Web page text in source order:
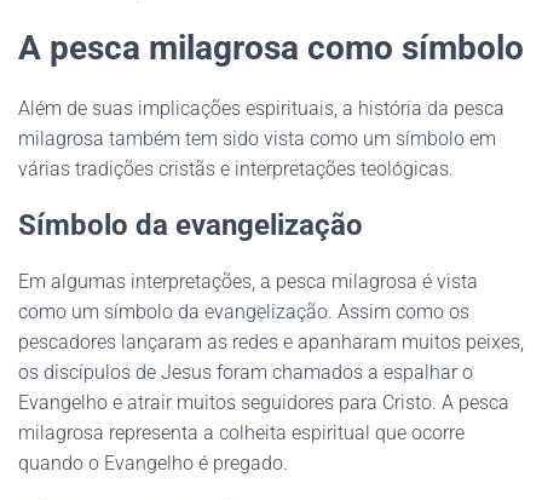
A pesca milagrosa como símbolo
Além de suas implicações espirituais, a história da pesca
milagrosa também tem sido vista como um símbolo em
várias tradições cristãs e interpretações teológicas.
Símbolo da evangelização
Em algumas interpretações, a pesca milagrosa é vista
como um símbolo da evangelização. Assim como os
pescadores lançaram as redes e apanharam muitos peixes,
os discípulos de Jesus foram chamados a espalhar o
Evangelho e atrair muitos seguidores para Cristo. A pesca
milagrosa representa a colheita espiritual que ocorre
quando o Evangelho é pregado.